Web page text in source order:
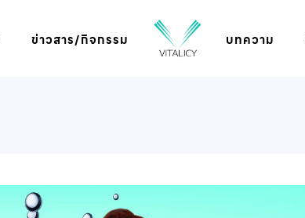
ข่าวสาร/กิจกรรม บทความ